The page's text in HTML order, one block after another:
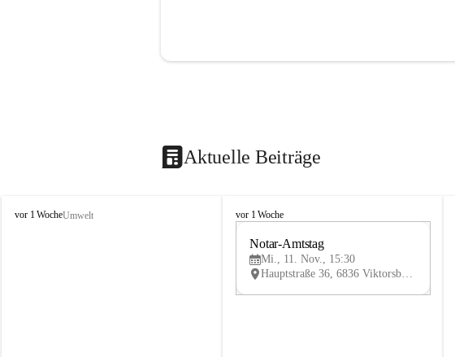
Aktuelle Beiträge
V
vor 1 WocheUmwelt
V
vor 1 Woche
V
Notar-Amtstag
Mi., 11. Nov., 15:30
Hauptstraße 36, 6836 Viktorsberg, AUT